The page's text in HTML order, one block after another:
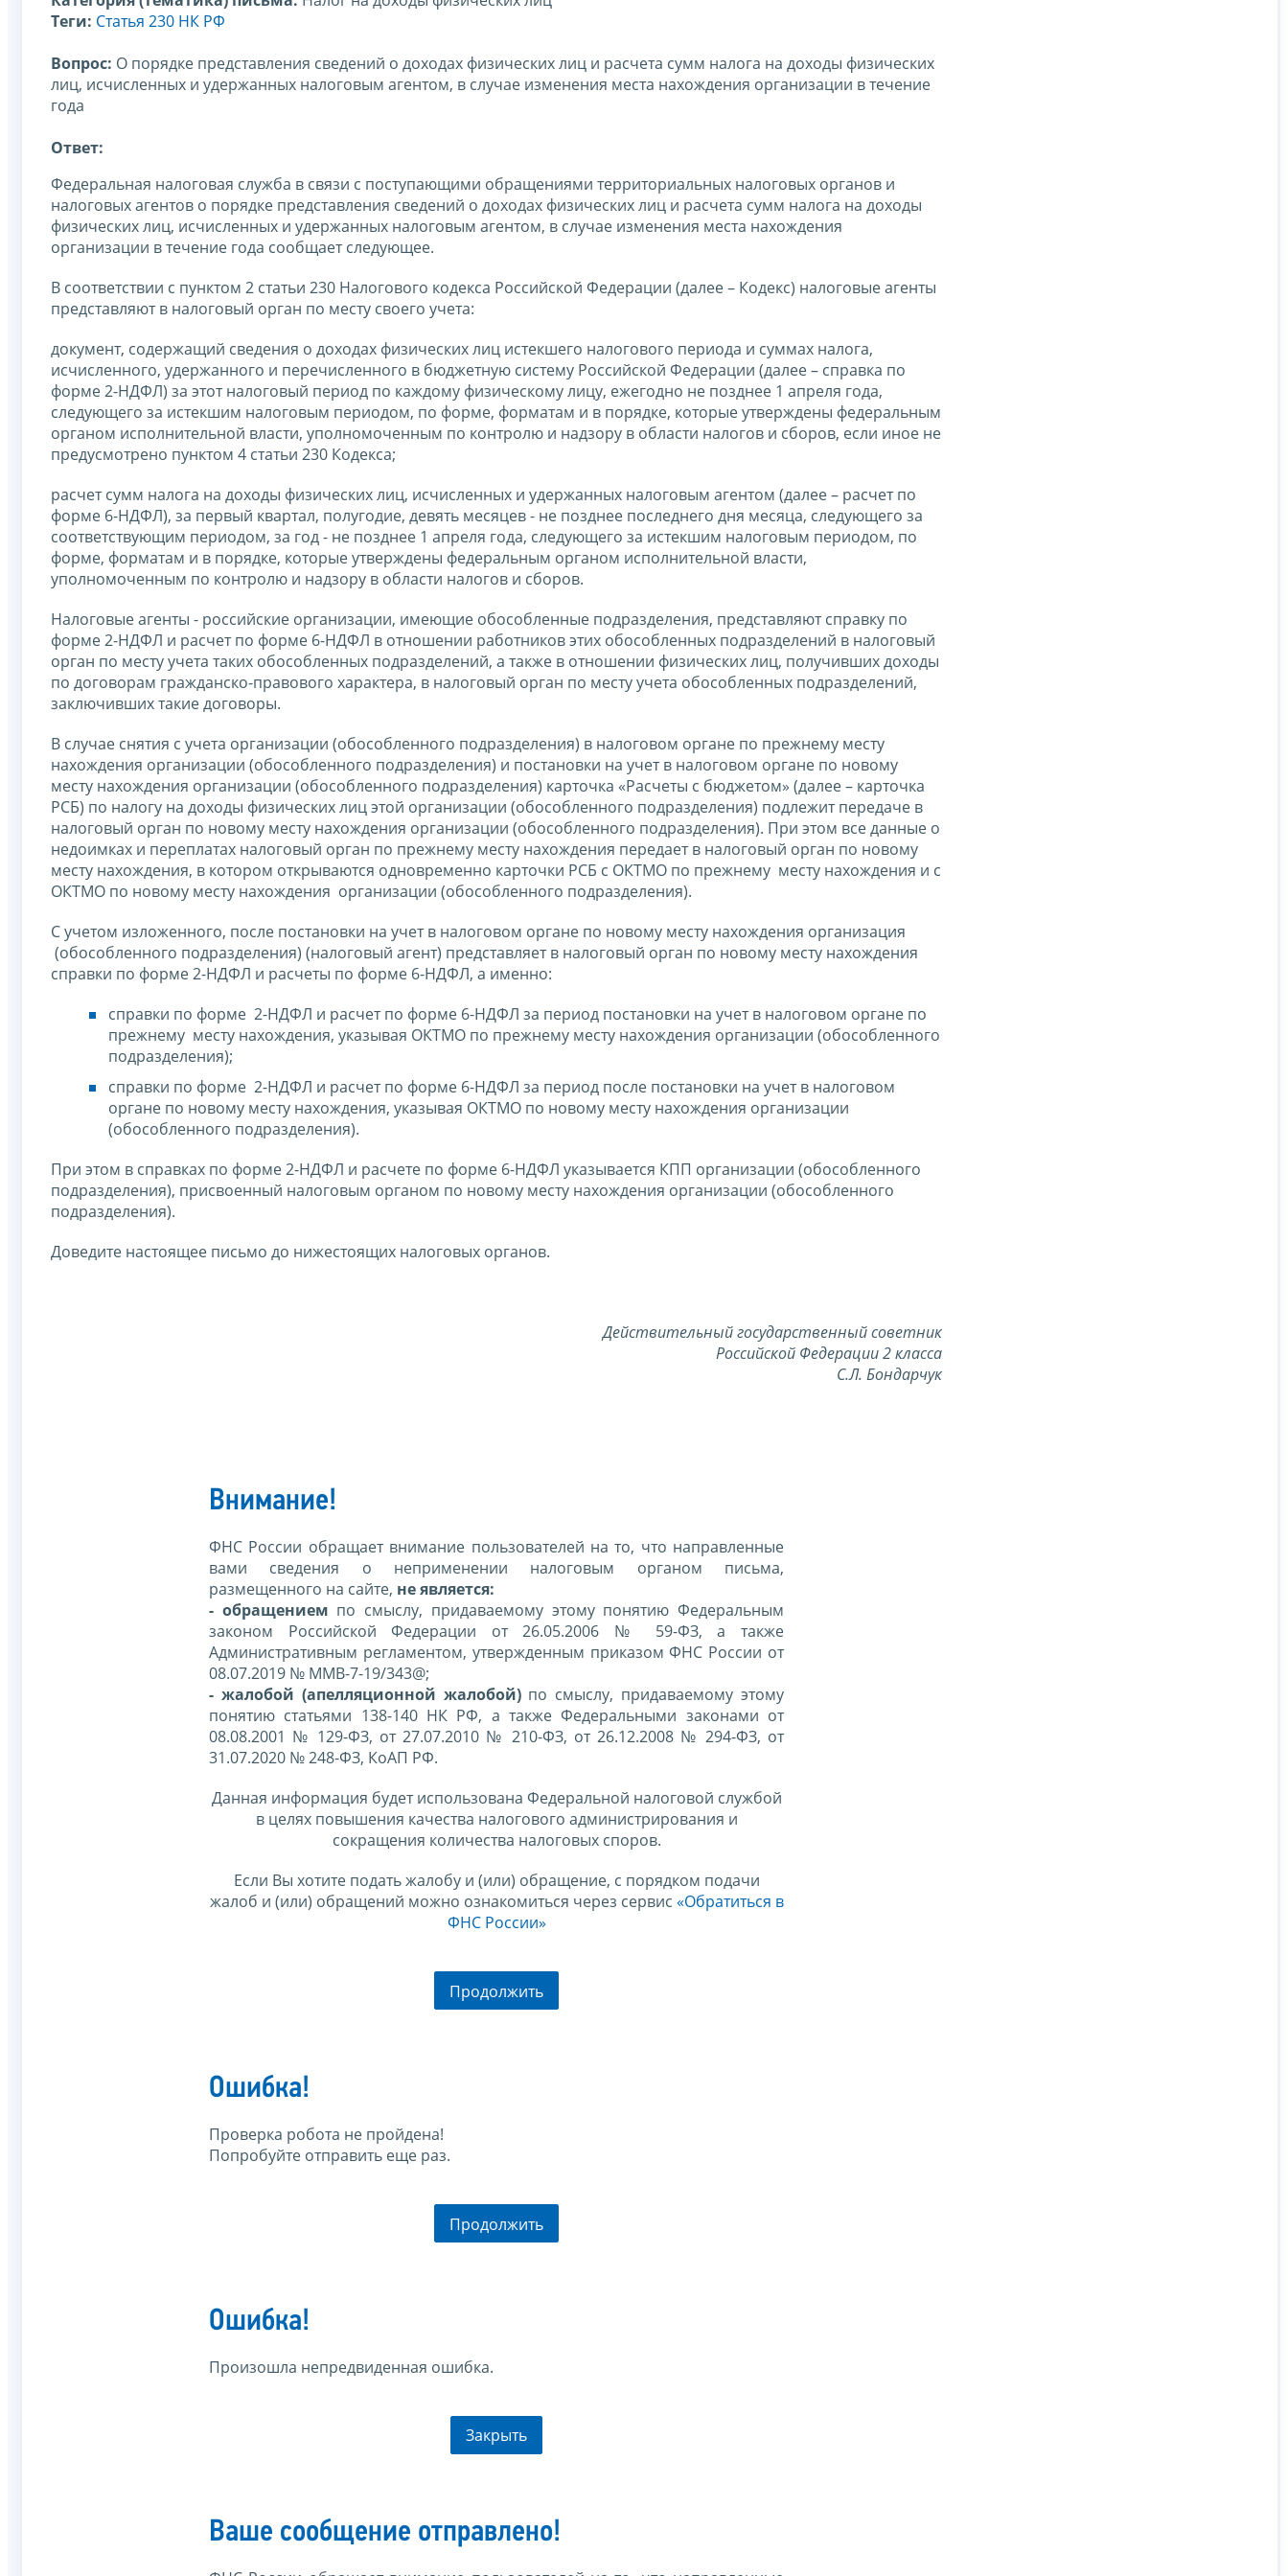
Теги: Статья 230 НК РФ
Вопрос: О порядке представления сведений о доходах физических лиц и расчета сумм налога на доходы физических
лиц, исчисленных и удержанных налоговым агентом, в случае изменения места нахождения организации в течение
года
Ответ:
Федеральная налоговая служба в связи с поступающими обращениями территориальных налоговых органов и
налоговых агентов о порядке представления сведений о доходах физических лиц и расчета сумм налога на доходы
физических лиц, исчисленных и удержанных налоговым агентом, в случае изменения места нахождения
организации в течение года сообщает следующее.
В соответствии с пунктом 2 статьи 230 Налогового кодекса Российской Федерации (далее – Кодекс) налоговые агенты
представляют в налоговый орган по месту своего учета:
документ, содержащий сведения о доходах физических лиц истекшего налогового периода и суммах налога,
исчисленного, удержанного и перечисленного в бюджетную систему Российской Федерации (далее – справка по
форме 2-НДФЛ) за этот налоговый период по каждому физическому лицу, ежегодно не позднее 1 апреля года,
следующего за истекшим налоговым периодом, по форме, форматам и в порядке, которые утверждены федеральным
органом исполнительной власти, уполномоченным по контролю и надзору в области налогов и сборов, если иное не
предусмотрено пунктом 4 статьи 230 Кодекса;
расчет сумм налога на доходы физических лиц, исчисленных и удержанных налоговым агентом (далее – расчет по
форме 6-НДФЛ), за первый квартал, полугодие, девять месяцев - не позднее последнего дня месяца, следующего за
соответствующим периодом, за год - не позднее 1 апреля года, следующего за истекшим налоговым периодом, по
форме, форматам и в порядке, которые утверждены федеральным органом исполнительной власти,
уполномоченным по контролю и надзору в области налогов и сборов.
Налоговые агенты - российские организации, имеющие обособленные подразделения, представляют справку по
форме 2-НДФЛ и расчет по форме 6-НДФЛ в отношении работников этих обособленных подразделений в налоговый
орган по месту учета таких обособленных подразделений, а также в отношении физических лиц, получивших доходы
по договорам гражданско-правового характера, в налоговый орган по месту учета обособленных подразделений,
заключивших такие договоры.
В случае снятия с учета организации (обособленного подразделения) в налоговом органе по прежнему месту
нахождения организации (обособленного подразделения) и постановки на учет в налоговом органе по новому
месту нахождения организации (обособленного подразделения) карточка «Расчеты с бюджетом» (далее – карточка
РСБ) по налогу на доходы физических лиц этой организации (обособленного подразделения) подлежит передаче в
налоговый орган по новому месту нахождения организации (обособленного подразделения). При этом все данные о
недоимках и переплатах налоговый орган по прежнему месту нахождения передает в налоговый орган по новому
месту нахождения, в котором открываются одновременно карточки РСБ с ОКТМО по прежнему месту нахождения и с
ОКТМО по новому месту нахождения организации (обособленного подразделения).
С учетом изложенного, после постановки на учет в налоговом органе по новому месту нахождения организация
(обособленного подразделения) (налоговый агент) представляет в налоговый орган по новому месту нахождения
справки по форме 2-НДФЛ и расчеты по форме 6-НДФЛ, а именно:
справки по форме 2-НДФЛ и расчет по форме 6-НДФЛ за период постановки на учет в налоговом органе по
прежнему месту нахождения, указывая ОКТМО по прежнему месту нахождения организации (обособленного
подразделения);
справки по форме 2-НДФЛ и расчет по форме 6-НДФЛ за период после постановки на учет в налоговом
органе по новому месту нахождения, указывая ОКТМО по новому месту нахождения организации
(обособленного подразделения).
При этом в справках по форме 2-НДФЛ и расчете по форме 6-НДФЛ указывается КПП организации (обособленного
подразделения), присвоенный налоговым органом по новому месту нахождения организации (обособленного
подразделения).
Доведите настоящее письмо до нижестоящих налоговых органов.
Действительный государственный советник
Российской Федерации 2 класса
С.Л. Бондарчук
Внимание!
ФНС России обращает внимание пользователей на то, что направленные
вами сведения о неприменении налоговым органом письма,
размещенного на сайте, не является:
- обращением по смыслу, придаваемому этому понятию Федеральным
законом Российской Федерации от 26.05.2006 № 59-ФЗ, а также
Административным регламентом, утвержденным приказом ФНС России от
08.07.2019 № ММВ-7-19/343@;
- жалобой (апелляционной жалобой)по смыслу, придаваемому этому
понятию статьями 138-140 НК РФ, а также Федеральными законами от
08.08.2001 № 129-ФЗ, от 27.07.2010 № 210-ФЗ, от 26.12.2008 № 294-ФЗ, от
31.07.2020 № 248-ФЗ, КоАП РФ.
Данная информация будет использована Федеральной налоговой службой
в целях повышения качества налогового администрирования и
сокращения количества налоговых споров.
Если Вы хотите подать жалобу и (или) обращение, с порядком подачи
жалоб и (или) обращений можно ознакомиться через сервис «Обратиться в
ФНС России»
Продолжить
Ошибка!
Проверка робота не пройдена!
Попробуйте отправить еще раз.
Продолжить
Ошибка!
Произошла непредвиденная ошибка.
Закрыть
Ваше сообщение отправлено!